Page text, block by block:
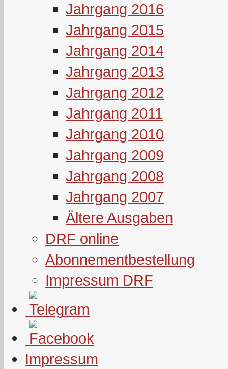
Jahrgang 2016
Jahrgang 2015
Jahrgang 2014
Jahrgang 2013
Jahrgang 2012
Jahrgang 2011
Jahrgang 2010
Jahrgang 2009
Jahrgang 2008
Jahrgang 2007
Ältere Ausgaben
DRF online
Abonnementbestellung
Impressum DRF
Impressum